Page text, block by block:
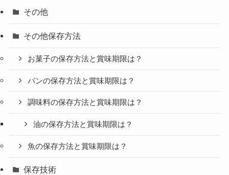
その他
その他保存方法
お菓子の保存方法と賞味期限は？
パンの保存方法と賞味期限は？
調味料の保存方法と賞味期限は？
油の保存方法と賞味期限は？
魚の保存方法と賞味期限は？
保存技術